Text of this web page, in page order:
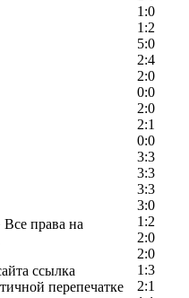
1:0
1:2
5:0
2:4
2:0
0:0
2:0
2:1
0:0
3:3
3:3
3:3
3:0
1:2
2:0
2:0
1:3
2:1
права на
ссылка
перепечатке